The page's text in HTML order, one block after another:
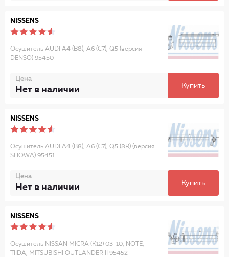
NISSENS
Осушитель AUDI A4 (B8), A6 (C7), Q5 (версия
DENSO) 95450
Цена
Нет в наличии Купить
NISSENS
Осушитель AUDI A4 (B8), A6 (C7), Q5 (8R) (версия
SHOWA) 95451
Цена
Нет в наличии Купить
NISSENS
Осушитель NISSAN MICRA (K12) 03-10, NOTE,
TIIDA, MITSUBISHI OUTLANDER II 95452